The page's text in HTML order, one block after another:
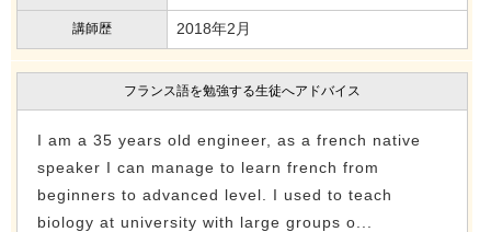
講師歴 2018年2月
フランス語を勉強する生徒へアドバイス
I am a 35 years old engineer, as a french native
speaker I can manage to learn french from
beginners to advanced level. I used to teach
biology at university with large groups o...